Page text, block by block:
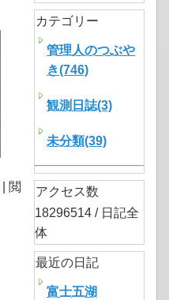
| 閲
カテゴリー
管理人のつぶや
き(746)
観測日誌(3)
未分類(39)
アクセス数
18296514 / 日記全
体
最近の日記
富士五湖